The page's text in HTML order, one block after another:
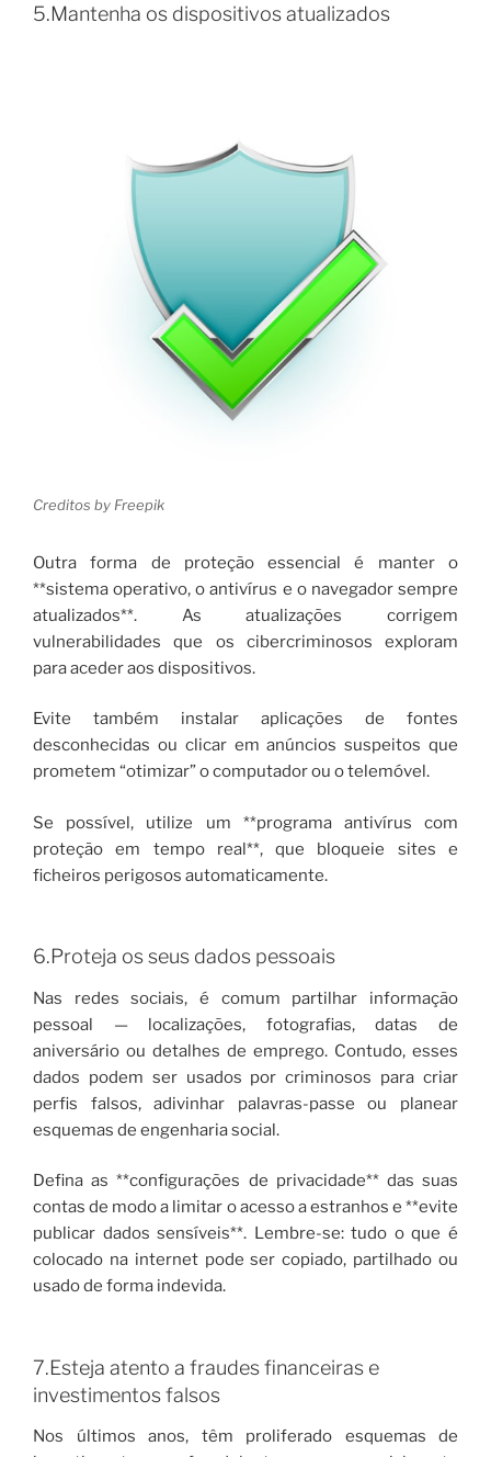
5.Mantenha os dispositivos atualizados
Creditos by Freepik
Outra forma de proteção essencial é manter o
**sistema operativo, o antivírus e o navegador sempre
atualizados**. As atualizações corrigem
vulnerabilidades que os cibercriminosos exploram
para aceder aos dispositivos.
Evite também instalar aplicações de fontes
desconhecidas ou clicar em anúncios suspeitos que
prometem “otimizar” o computador ou o telemóvel.
Se possível, utilize um **programa antivírus com
proteção em tempo real**, que bloqueie sites e
ficheiros perigosos automaticamente.
6.Proteja os seus dados pessoais
Nas redes sociais, é comum partilhar informação
pessoal — localizações, fotografias, datas de
aniversário ou detalhes de emprego. Contudo, esses
dados podem ser usados por criminosos para criar
perfis falsos, adivinhar palavras-passe ou planear
esquemas de engenharia social.
Defina as **configurações de privacidade** das suas
contas de modo a limitar o acesso a estranhos e **evite
publicar dados sensíveis**. Lembre-se: tudo o que é
colocado na internet pode ser copiado, partilhado ou
usado de forma indevida.
7.Esteja atento a fraudes financeiras e
investimentos falsos
Nos últimos anos, têm proliferado esquemas de